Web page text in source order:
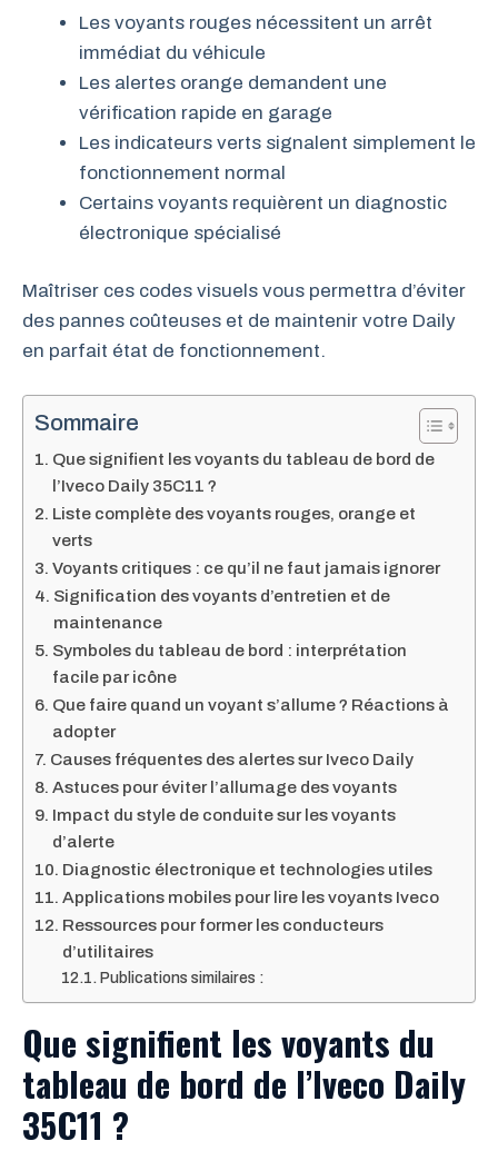
Les voyants rouges nécessitent un arrêt
immédiat du véhicule
Les alertes orange demandent une
vérification rapide en garage
Les indicateurs verts signalent simplement le
fonctionnement normal
Certains voyants requièrent un diagnostic
électronique spécialisé
Maîtriser ces codes visuels vous permettra d’éviter
des pannes coûteuses et de maintenir votre Daily
en parfait état de fonctionnement.
Sommaire
Que signifient les voyants du tableau de bord de
l’Iveco Daily 35C11 ?
Liste complète des voyants rouges, orange et
verts
Voyants critiques : ce qu’il ne faut jamais ignorer
Signification des voyants d’entretien et de
maintenance
Symboles du tableau de bord : interprétation
facile par icône
Que faire quand un voyant s’allume ? Réactions à
adopter
Causes fréquentes des alertes sur Iveco Daily
Astuces pour éviter l’allumage des voyants
Impact du style de conduite sur les voyants
d’alerte
Diagnostic électronique et technologies utiles
Applications mobiles pour lire les voyants Iveco
Ressources pour former les conducteurs
d’utilitaires
Publications similaires :
Que signifient les voyants du
tableau de bord de l’Iveco Daily
35C11 ?